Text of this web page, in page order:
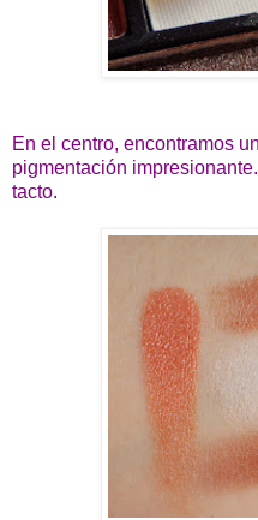
En el centro, encontramos
pigmentación
tacto.